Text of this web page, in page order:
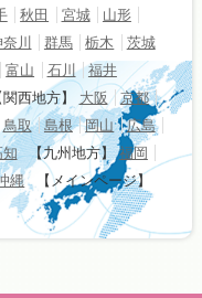
秋田 宮城
山形
川 群馬 栃木
茨城
富山 石川
福井
関西地方】 大阪
京都
鳥取 島根 岡山
広島
知 【九州地方】 福岡
縄
【メインページ】